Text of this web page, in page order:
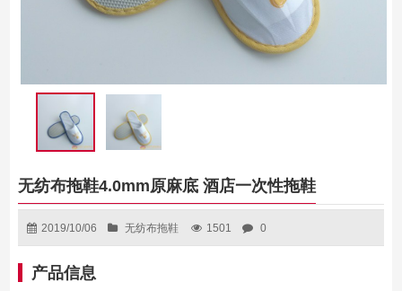
无纺布拖鞋4.0mm原麻底 酒店一次性拖鞋
2019/10/06 无纺布拖鞋 1501 0
产品信息